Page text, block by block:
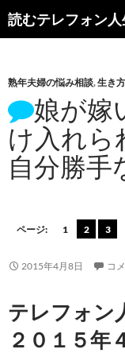
読むテレフォン
熟年夫婦の悩み相談,生き
娘が嫁
け入れら
自分勝手
ページ: 1 2 3
2015年4月8日 コ
テレフォン
２０１５